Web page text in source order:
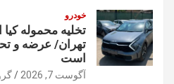
خودرو
تخلیه محموله کیا
تهران/ عرضه و
است
آگوست 7, 2026